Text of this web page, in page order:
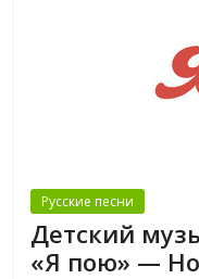
Русские песни
Детский
«Я пою» —